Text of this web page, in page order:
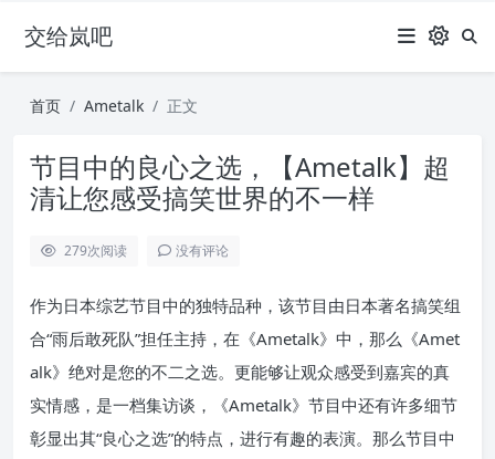
交给岚吧
首页 Ametalk 正文
节目中的良心之选，【Ametalk】超
清让您感受搞笑世界的不一样
279次阅读 没有评论
作为日本综艺节目中的独特品种，该节目由日本著名搞笑组
合“雨后敢死队”担任主持，在《Ametalk》中，那么《Amet
alk》绝对是您的不二之选。更能够让观众感受到嘉宾的真
实情感，是一档集访谈，《Ametalk》节目中还有许多细节
彰显出其“良心之选”的特点，进行有趣的表演。那么节目中